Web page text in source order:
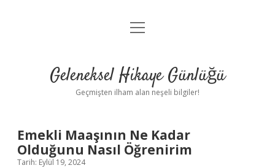
Anasayfa
Yasal Uyarı
menüyü
Geleneksel Hikaye Günlüğü
Geçmişten ilham alan neşeli bilgiler!
Emekli Maaşının Ne Kadar
Olduğunu Nasıl Öğrenirim
Tarih: Eylül 19, 2024